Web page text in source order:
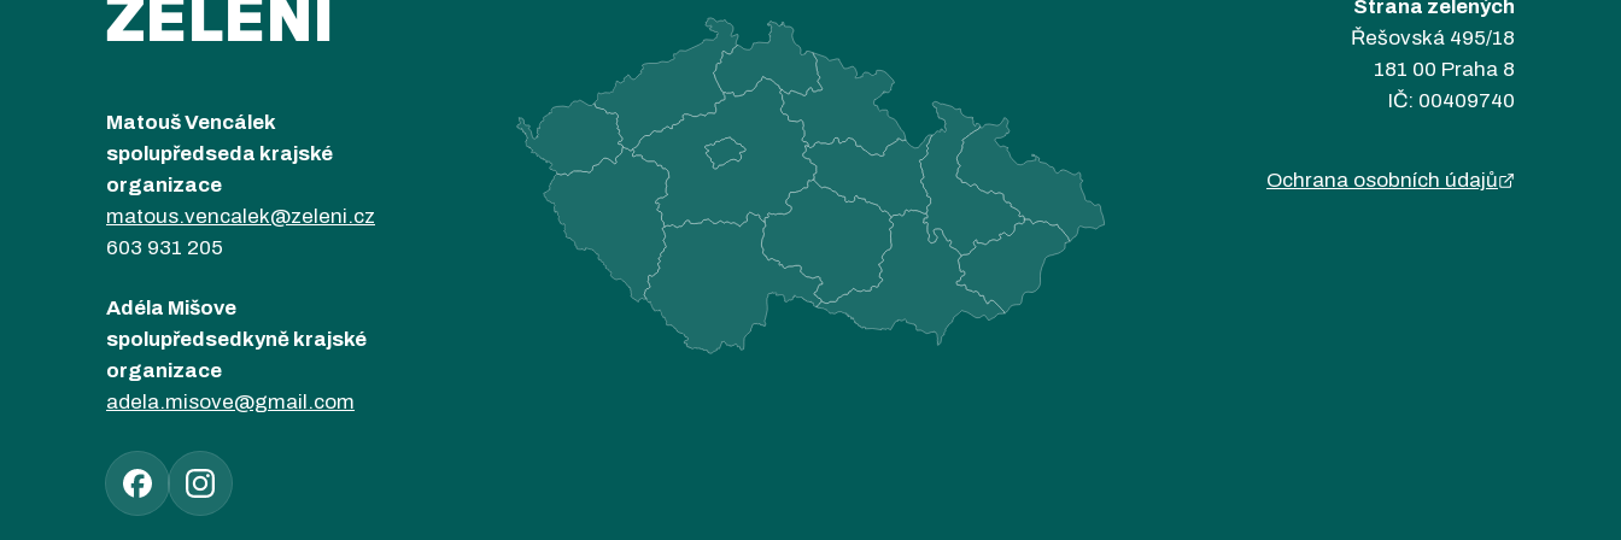
ZELENÍ
Matouš Vencálek
spolupředseda krajské
organizace
matous.vencalek@zeleni.cz
603 931 205
Adéla Mišove
spolupředsedkyně krajské
organizace
adela.misove@gmail.com
Strana zelených
Řešovská 495/18
181 00 Praha 8
IČ: 00409740
Ochrana osobních údajů